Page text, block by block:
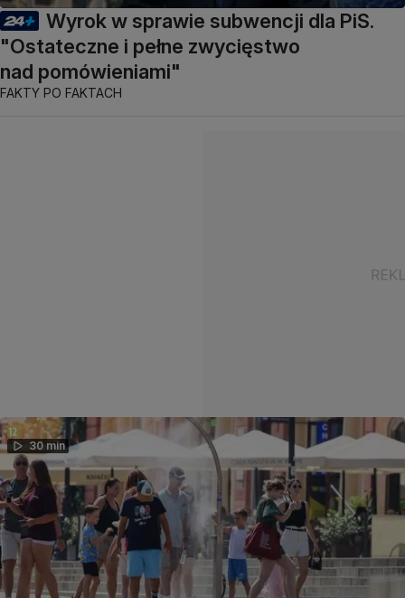
Wyrok w sprawie subwencji dla PiS.
"Ostateczne i pełne zwycięstwo
nad pomówieniami"
FAKTY PO FAKTACH
30 min